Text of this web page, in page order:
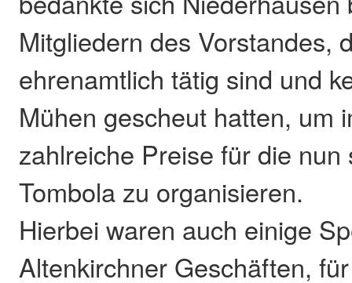
Mitgliedern des Vorstandes,
ehrenamtlich tätig sind und
Mühen gescheut hatten, um
zahlreiche Preise für die nun
Tombola zu organisieren.
Hierbei waren auch einige
Altenkirchner Geschäften,